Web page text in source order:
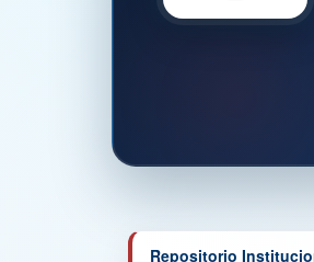
Repositorio